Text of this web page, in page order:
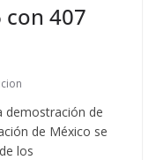
407
demostración de
de México se
los